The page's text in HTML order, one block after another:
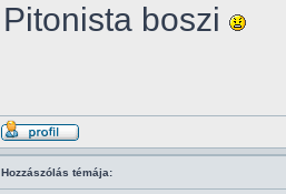
Pitonista boszi
Hozzászólás témája: